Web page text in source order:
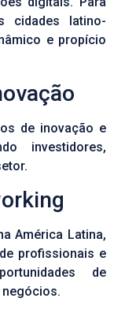
cidades latino-
e propício
de inovação e
investidores,
América Latina,
profissionais e
de